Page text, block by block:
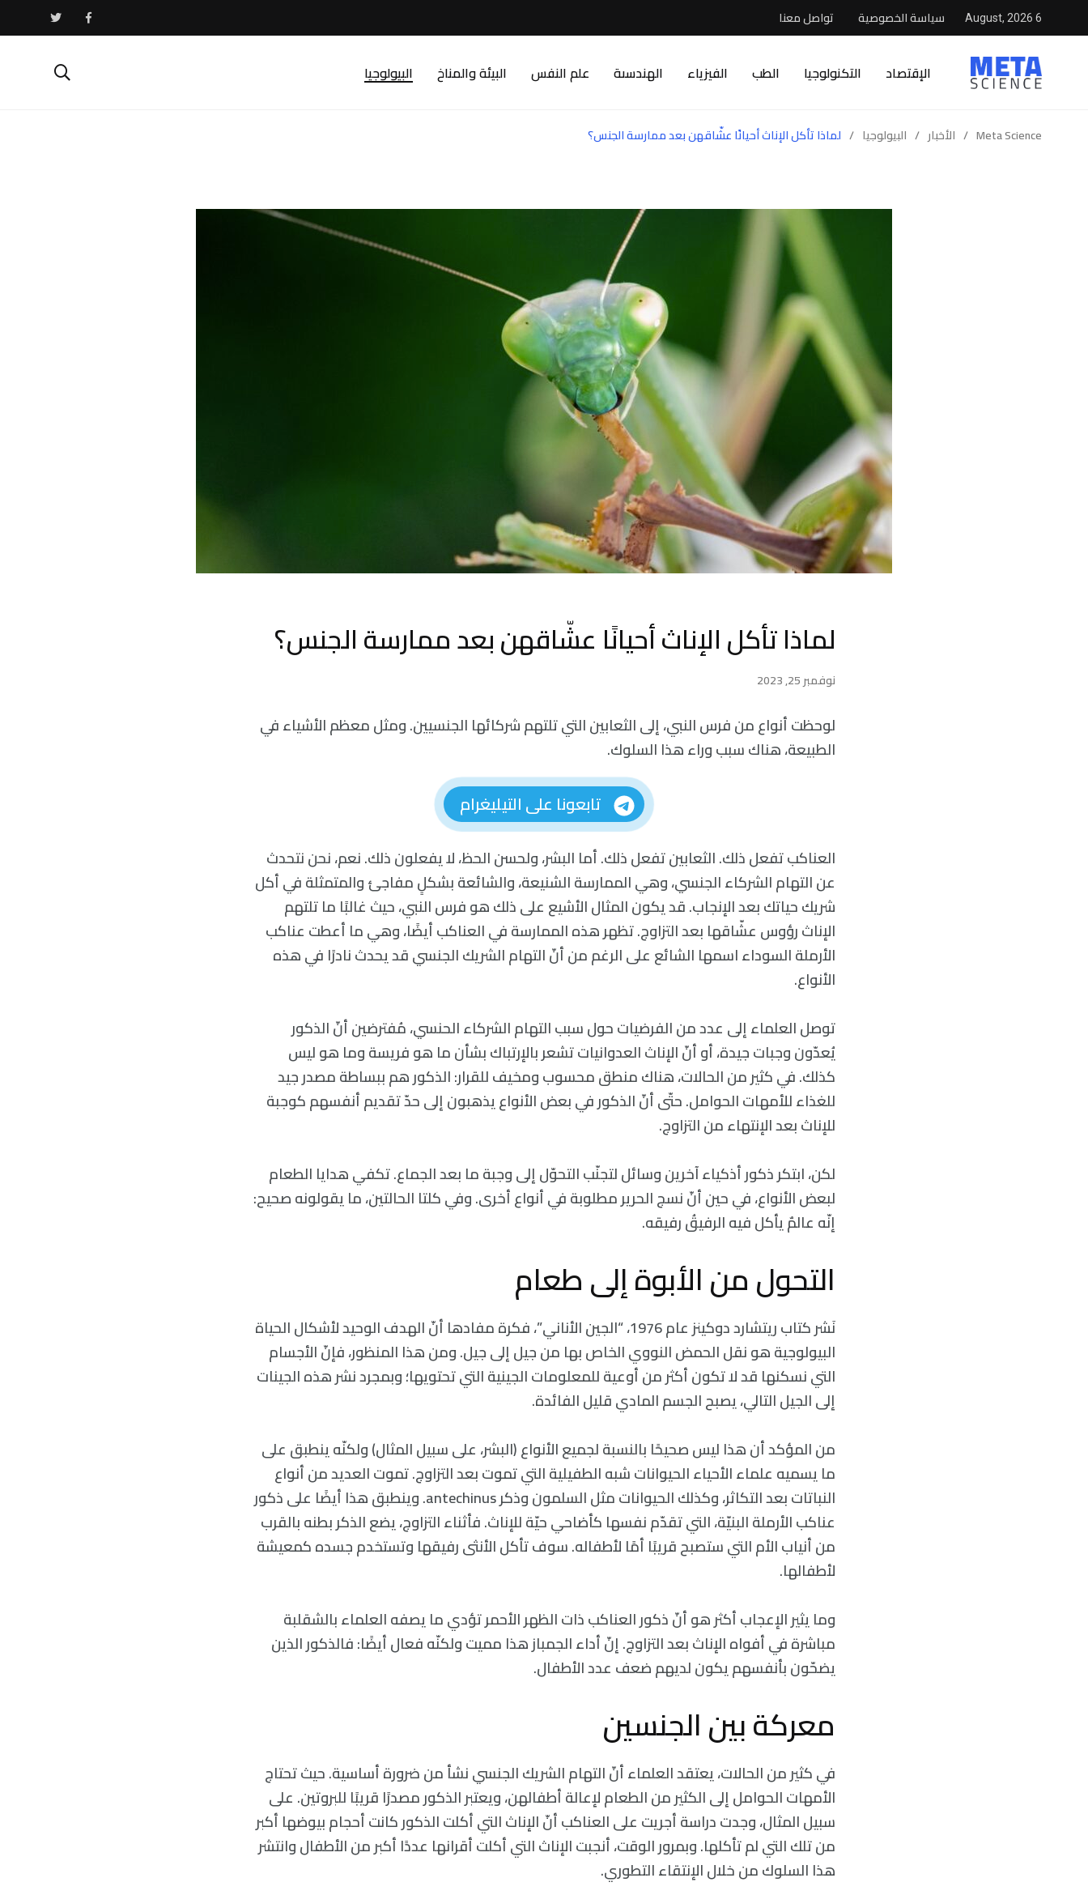
6 August, 2026 سياسة الخصوصية تواصل معنا
الإقتصاد التكنولوجيا الطب الفيزياء الهندسىة علم النفس البيئة والمناخ البيولوجيا
Meta Science
/ الأخبار / البيولوجيا / لماذا تأكل الإناث أحيانًا عشّاقهن بعد ممارسة الجنس؟
لماذا تأكل الإناث أحيانًا عشّاقهن بعد ممارسة الجنس؟
نوفمبر 25, 2023
لوحظت أنواع من فرس النبي، إلى الثعابين التي تلتهم شركائها الجنسيين. ومثل معظم الأشياء في
الطبيعة، هناك سبب وراء هذا السلوك.
تابعونا على التيليغرام
العناكب تفعل ذلك. الثعابين تفعل ذلك. أما البشر، ولحسن الحظ، لا يفعلون ذلك. نعم، نحن نتحدث
عن التهام الشركاء الجنسي، وهي الممارسة الشنيعة، والشائعة بشكلٍ مفاجئ والمتمثلة في أكل
شريك حياتك بعد الإنجاب. قد يكون المثال الأشيع على ذلك هو فرس النبي، حيث غالبًا ما تلتهم
الإناث رؤوس عشّاقها بعد التزاوج. تظهر هذه الممارسة في العناكب أيضًا، وهي ما أعطت عناكب
الأرملة السوداء اسمها الشائع على الرغم من أنّ التهام الشريك الجنسي قد يحدث نادرًا في هذه
الأنواع.
توصل العلماء إلى عدد من الفرضيات حول سبب التهام الشركاء الحنسي، مُفترضين أنّ الذكور
يُعدّون وجبات جيدة، أو أنّ الإناث العدوانيات تشعر بالإرتباك بشأن ما هو فريسة وما هو ليس
كذلك. في كثير من الحالات، هناك منطق محسوب ومخيف للقرار: الذكور هم ببساطة مصدر جيد
للغذاء للأمهات الحوامل. حتّى أنّ الذكور في بعض الأنواع يذهبون إلى حدّ تقديم أنفسهم كوجبة
للإناث بعد الإنتهاء من التزاوج.
لكن، ابتكر ذكور أذكياء آخرين وسائل لتجنّب التحوّل إلى وجبة ما بعد الجماع. تكفي هدايا الطعام
لبعض الأنواع، في حين أنّ نسج الحرير مطلوبة في أنواع أخرى. وفي كلتا الحالتين، ما يقولونه صحيح:
إنّه عالمٌ يأكل فيه الرفيقُ رفيقه.
التحول من الأبوة إلى طعام
نَشر كتاب ريتشارد دوكينز عام 1976، “الجين الأناني”، فكرة مفادها أنّ الهدف الوحيد لأشكال الحياة
البيولوجية هو نقل الحمض النووي الخاص بها من جيل إلى جيل. ومن هذا المنظور، فإنّ الأجسام
التي نسكنها قد لا تكون أكثر من أوعية للمعلومات الجينية التي تحتويها؛ وبمجرد نشر هذه الجينات
إلى الجيل التالي، يصبح الجسم المادي قليل الفائدة.
من المؤكد أن هذا ليس صحيحًا بالنسبة لجميع الأنواع (البشر، على سبيل المثال) ولكنّه ينطبق على
ما يسميه علماء الأحياء الحيوانات شبه الطفيلية التي تموت بعد التزاوج. تموت العديد من أنواع
النباتات بعد التكاثر، وكذلك الحيوانات مثل السلمون وذكر antechinus. وينطبق هذا أيضًا على ذكور
عناكب الأرملة البنيّة، التي تقدّم نفسها كأضاحي حيّة للإناث. فأثناء التزاوج، يضع الذكر بطنه بالقرب
من أنياب الأم التي ستصبح قريبًا أمًا لأطفاله. سوف تأكل الأنثى رفيقها وتستخدم جسده كمعيشة
لأطفالها.
وما يثير الإعجاب أكثر هو أنّ ذكور العناكب ذات الظهر الأحمر تؤدي ما يصفه العلماء بالشقلبة
مباشرة في أفواه الإناث بعد التزاوج. إنّ أداء الجمباز هذا مميت ولكنّه فعال أيضًا: فالذكور الذين
يضحّون بأنفسهم يكون لديهم ضعف عدد الأطفال.
معركة بين الجنسين
في كثير من الحالات، يعتقد العلماء أنّ التهام الشريك الجنسي نشأ من ضرورة أساسية. حيث تحتاج
الأمهات الحوامل إلى الكثير من الطعام لإعالة أطفالهن، ويعتبر الذكور مصدرًا قريبًا للبروتين. على
سبيل المثال، وجدت دراسة أجريت على العناكب أنّ الإناث التي أكلت الذكور كانت أحجام بيوضها أكبر
من تلك التي لم تأكلها. وبمرور الوقت، أنجبت الإناث التي أكلت أقرانها عددًا أكبر من الأطفال وانتشر
هذا السلوك من خلال الإنتقاء التطوري.